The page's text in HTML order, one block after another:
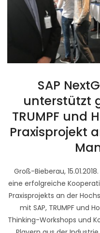
SAP
unterstützt
TRUMPF und
Praxisprojekt
Groß-Bieberau,
eine erfolgreiche
Praxisprojekts an der
mit SAP, TRUMPF und
Thinking-Workshops und